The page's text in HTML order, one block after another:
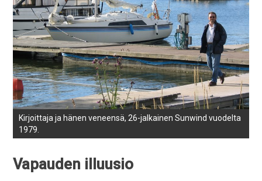
Kirjoittaja ja hänen veneensä, 26-jalkainen Sunwind vuodelta
1979.
Vapauden illuusio